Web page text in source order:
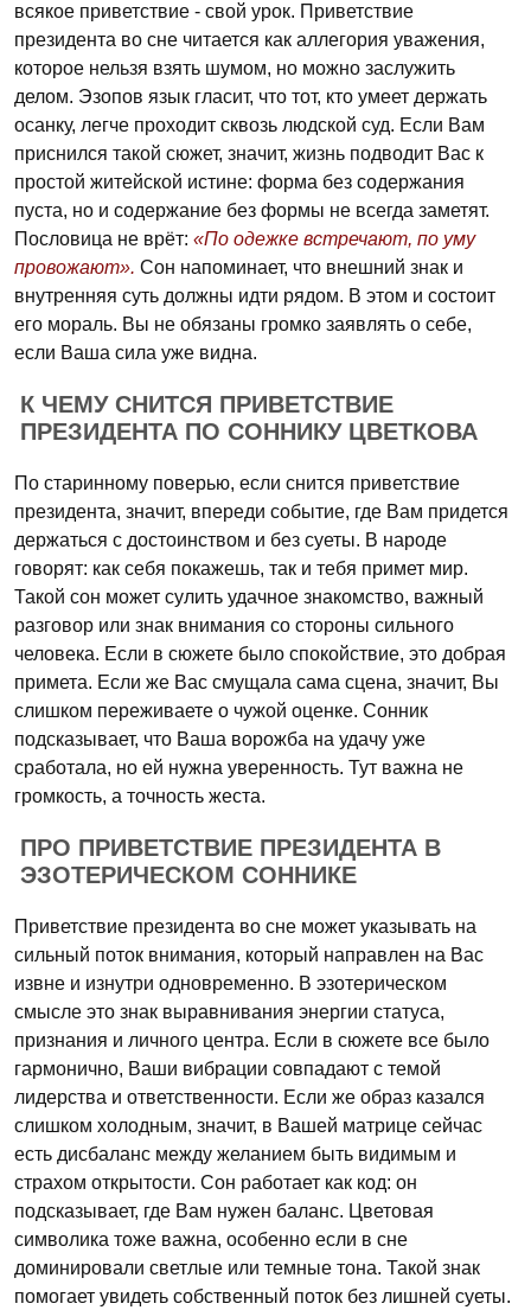
всякое приветствие - свой урок. Приветствие
президента во сне читается как аллегория уважения,
которое нельзя взять шумом, но можно заслужить
делом. Эзопов язык гласит, что тот, кто умеет держать
осанку, легче проходит сквозь людской суд. Если Вам
приснился такой сюжет, значит, жизнь подводит Вас к
простой житейской истине: форма без содержания
пуста, но и содержание без формы не всегда заметят.
Пословица не врёт: «По одежке встречают, по уму
провожают». Сон напоминает, что внешний знак и
внутренняя суть должны идти рядом. В этом и состоит
его мораль. Вы не обязаны громко заявлять о себе,
если Ваша сила уже видна.
К ЧЕМУ СНИТСЯ ПРИВЕТСТВИЕ
ПРЕЗИДЕНТА ПО СОННИКУ ЦВЕТКОВА
По старинному поверью, если снится приветствие
президента, значит, впереди событие, где Вам придется
держаться с достоинством и без суеты. В народе
говорят: как себя покажешь, так и тебя примет мир.
Такой сон может сулить удачное знакомство, важный
разговор или знак внимания со стороны сильного
человека. Если в сюжете было спокойствие, это добрая
примета. Если же Вас смущала сама сцена, значит, Вы
слишком переживаете о чужой оценке. Сонник
подсказывает, что Ваша ворожба на удачу уже
сработала, но ей нужна уверенность. Тут важна не
громкость, а точность жеста.
ПРО ПРИВЕТСТВИЕ ПРЕЗИДЕНТА В
ЭЗОТЕРИЧЕСКОМ СОННИКЕ
Приветствие президента во сне может указывать на
сильный поток внимания, который направлен на Вас
извне и изнутри одновременно. В эзотерическом
смысле это знак выравнивания энергии статуса,
признания и личного центра. Если в сюжете все было
гармонично, Ваши вибрации совпадают с темой
лидерства и ответственности. Если же образ казался
слишком холодным, значит, в Вашей матрице сейчас
есть дисбаланс между желанием быть видимым и
страхом открытости. Сон работает как код: он
подсказывает, где Вам нужен баланс. Цветовая
символика тоже важна, особенно если в сне
доминировали светлые или темные тона. Такой знак
помогает увидеть собственный поток без лишней суеты.